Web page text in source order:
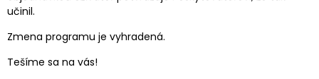
učinil.
Zmena programu je vyhradená.
Tešíme sa na vás!